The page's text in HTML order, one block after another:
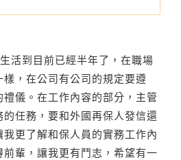
活到目前已經半年了，在職場
，在公司有公司的規定要遵
儀。在工作內容的部分，主管
任務，要和外國再保人發信還
更了解和保人員的實務工作內
輩，讓我更有鬥志，希望有一